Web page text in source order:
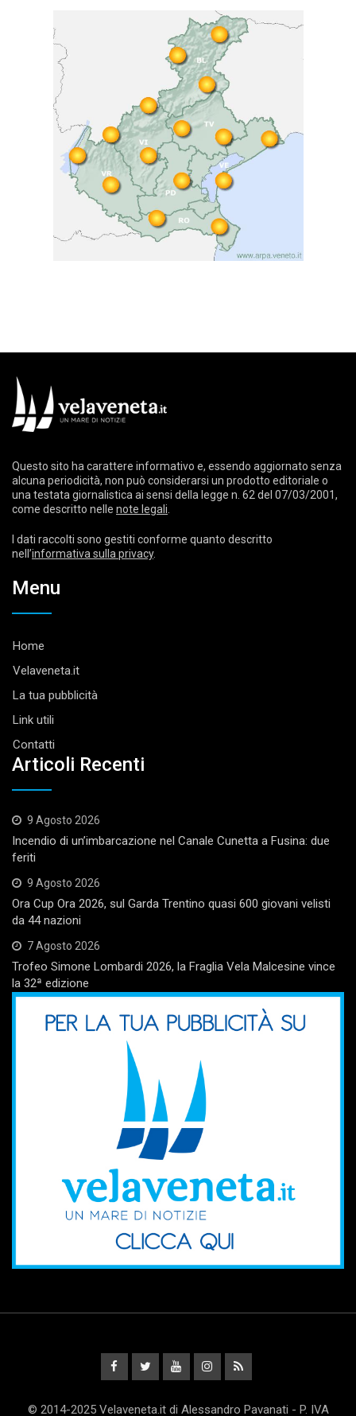
Questo sito ha carattere informativo e, essendo aggiornato senza
alcuna periodicità, non può considerarsi un prodotto editoriale o
una testata giornalistica ai sensi della legge n. 62 del 07/03/2001,
come descritto nelle note legali
I dati raccolti sono gestiti conforme quanto descritto
nell’informativa sulla privacy.
Menu
Home
Velaveneta.it
La tua pubblicità
Link utili
Contatti
Articoli Recenti
9 Agosto 2026
Incendio di un’imbarcazione nel Canale Cunetta a Fusina: due
feriti
9 Agosto 2026
Ora Cup Ora 2026, sul Garda Trentino quasi 600 giovani velisti
da 44 nazioni
7 Agosto 2026
Trofeo Simone Lombardi 2026, la Fraglia Vela Malcesine vince
la 32ª edizione
© 2014-2025 Velaveneta.it di Alessandro Pavanati - P. IVA